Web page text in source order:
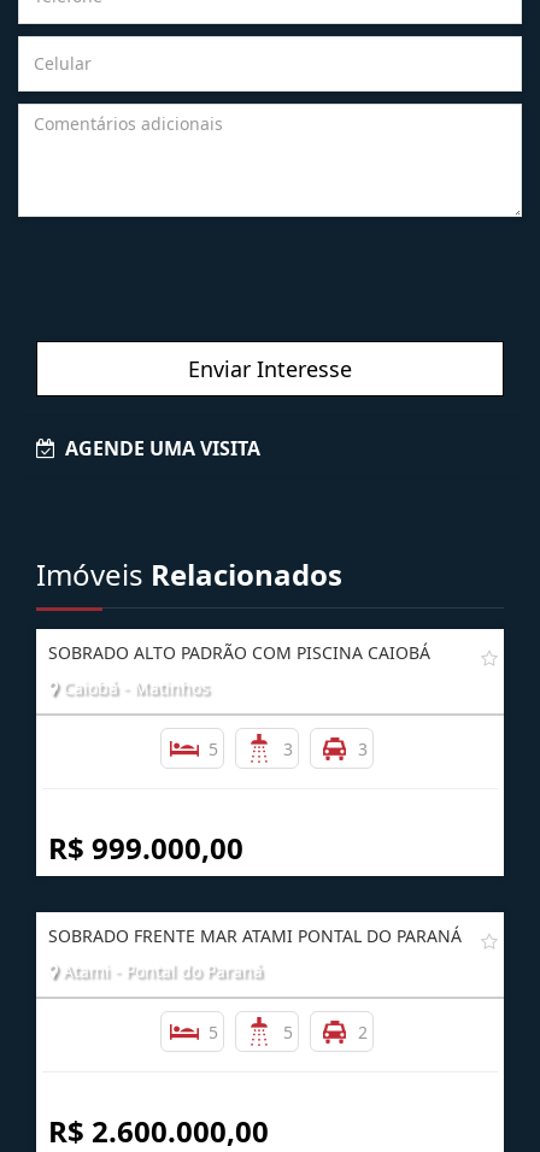
Enviar Interesse
AGENDE UMA VISITA
Imóveis Relacionados
SOBRADO ALTO PADRÃO COM PISCINA CAIOBÁ
Caiobá - Matinhos
5 3 3
R$ 999.000,00
SOBRADO FRENTE MAR ATAMI PONTAL DO PARANÁ
Atami - Pontal do Paraná
5 5 2
R$ 2.600.000,00